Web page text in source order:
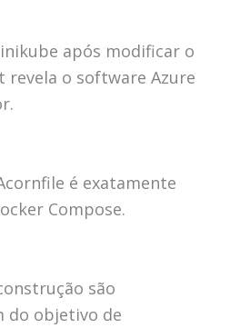
após modificar o
revela o software Azure
é exatamente
Compose.
são
do objetivo de